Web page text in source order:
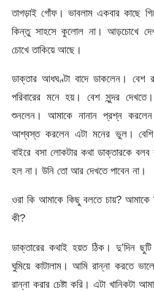
তাগড়াই গোঁফ। ভাবলাম একবার কাছে
কিন্তু সাহসে কুলোল না। আড়চোখে
চোখে তাকিয়ে আছে।
ডাক্তার আধঘণ্টা বাদে ডাকলেন। বেশ
পরিবারের মনে হয়। বেশ সুন্দর
শুনলেন। আমাকে নানান প্রশ্ন
আশ্বস্ত করলেন এটা মনের ভুল। বেশি
বাইরে বসা লোকটার কথা ডাক্তারকে
হল না। উনি তো আর দেখতে পাবেন না।
ওরা কি আমাকে কিছু বলতে চায়? আমাকে
কী?
ডাক্তারের কথাই হয়ত ঠিক। দু’দিন ছুটি
ঘুমিয়ে কাটালাম। আমি রান্না করতে
রান্না করার চেষ্টা করি। এটা